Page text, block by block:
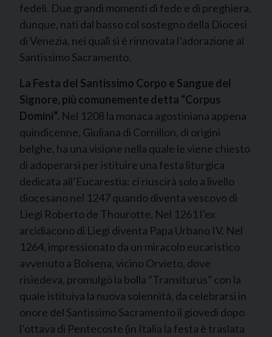
fedeli. Due grandi momenti di fede e di preghiera,
dunque, nati dal basso col sostegno della Diocesi
di Venezia, nei quali si è rinnovata l’adorazione al
Santissimo Sacramento.
La Festa del Santissimo Corpo e Sangue del
Signore, più comunemente detta “Corpus
Domini”. Nel 1208 la monaca agostiniana appena
quindicenne, Giuliana di Cornillon, di origini
belghe, ha una visione nella quale le viene chiesto
di adoperarsi per istituire una festa liturgica
dedicata all’Eucarestia: ci riuscirà solo a livello
diocesano nel 1247 quando diventa vescovo di
Liegi Roberto de Thourotte. Nel 1261 l’ex
arcidiacono di Liegi diventa Papa Urbano IV. Nel
1264, impressionato da un miracolo eucaristico
avvenuto a Bolsena, vicino Orvieto, dove
risiedeva, promulgò la bolla “Transiturus” con la
quale istituiva la nuova solennità, da celebrarsi in
onore del Santissimo Sacramento il giovedì dopo
l’ottava di Pentecoste (in Italia la festa è traslata